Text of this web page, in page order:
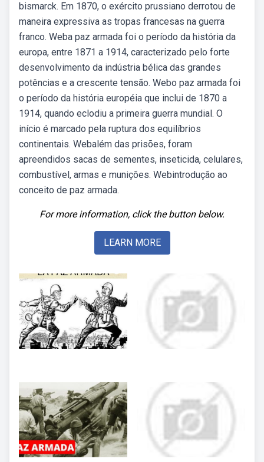
bismarck. Em 1870, o exército prussiano derrotou de
maneira expressiva as tropas francesas na guerra
franco. Weba paz armada foi o período da história da
europa, entre 1871 a 1914, caracterizado pelo forte
desenvolvimento da indústria bélica das grandes
potências e a crescente tensão. Webo paz armada foi
o período da história européia que inclui de 1870 a
1914, quando eclodiu a primeira guerra mundial. O
início é marcado pela ruptura dos equilíbrios
continentais. Webalém das prisões, foram
apreendidos sacas de sementes, inseticida, celulares,
combustível, armas e munições. Webintrodução ao
conceito de paz armada.
For more information, click the button below.
LEARN MORE